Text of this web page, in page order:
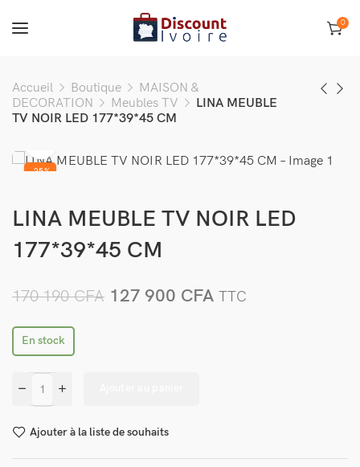
0
Accueil Boutique
MAISON &
DECORATION
Meubles TV
LINA MEUBLE
TV NOIR LED 177*39*45 CM
-25%
LINA MEUBLE TV NOIR LED
177*39*45 CM
170 190CFA 127 900 CFA TTC
En stock
Ajouter à la liste de souhaits